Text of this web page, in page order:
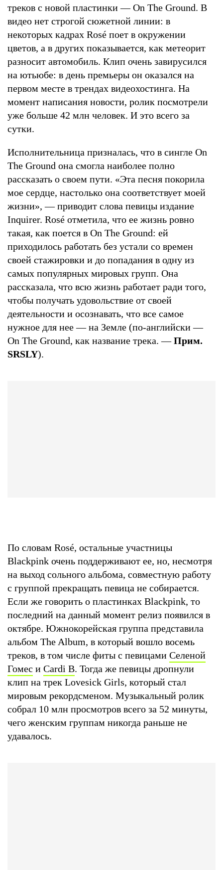
треков с новой пластинки — On The Ground. В
видео нет строгой сюжетной линии: в
некоторых кадрах Rosé поет в окружении
цветов, а в других показывается, как метеорит
разносит автомобиль. Клип очень завирусился
на ютьюбе: в день премьеры он оказался на
первом месте в трендах видеохостинга. На
момент написания новости, ролик посмотрели
уже больше 42 млн человек. И это всего за
сутки.
Исполнительница призналась, что в сингле On
The Ground она смогла наиболее полно
рассказать о своем пути. «Эта песня покорила
мое сердце, настолько она соответствует моей
жизни», — приводит слова певицы издание
Inquirer. Rosé отметила, что ее жизнь ровно
такая, как поется в On The Ground: ей
приходилось работать без устали со времен
своей стажировки и до попадания в одну из
самых популярных мировых групп. Она
рассказала, что всю жизнь работает ради того,
чтобы получать удовольствие от своей
деятельности и осознавать, что все самое
нужное для нее — на Земле (по-английски —
On The Ground, как название трека. —Прим.
SRSLY).
По словам Rosé, остальные участницы
Blackpink очень поддерживают ее, но, несмотря
на выход сольного альбома, совместную работу
с группой прекращать певица не собирается.
Если же говорить о пластинках Blackpink, то
последний на данный момент релиз появился в
октябре. Южнокорейская группа представила
альбом The Album, в который вошло восемь
треков, в том числе фиты с певицами Селеной
Гомес и Cardi B. Тогда же певицы дропнули
клип на трек Lovesick Girls, который стал
мировым рекордсменом. Музыкальный ролик
собрал 10 млн просмотров всего за 52 минуты,
чего женским группам никогда раньше не
удавалось.